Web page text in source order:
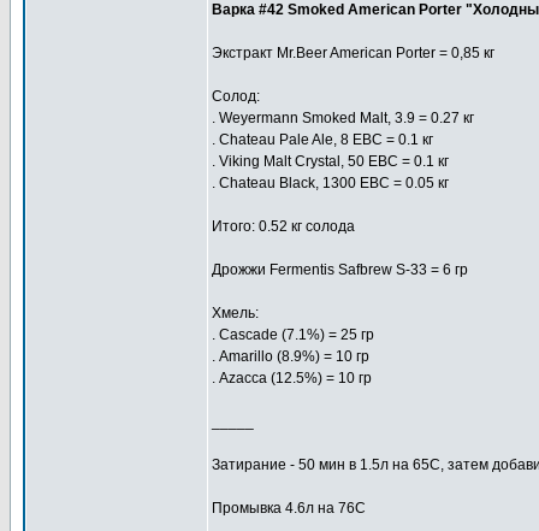
Варка #42 Smoked American Porter
Экстракт Mr.Beer American Porter = 0,85 кг
Солод:
. Weyermann Smoked Malt, 3.9 = 0.27 кг
. Chateau Pale Ale, 8 EBC = 0.1 кг
. Viking Malt Crystal, 50 EBC = 0.1 кг
. Chateau Black, 1300 EBC = 0.05 кг
Итого: 0.52 кг солода
Дрожжи Fermentis Safbrew S-33 = 6 гр
Хмель:
. Cascade (7.1%) = 25 гр
. Amarillo (8.9%) = 10 гр
. Azacca (12.5%) = 10 гр
Затирание - 50 мин в 1.5л на 65С, затем
Промывка 4.6л на 76C